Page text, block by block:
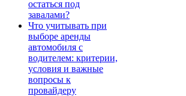
остаться под
завалами?
Что учитывать при
выборе аренды
автомобиля с
водителем: критерии,
условия и важные
вопросы к
провайдеру